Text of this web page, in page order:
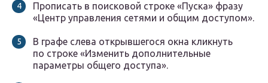
Прописать в поисковой строке «Пуска» фразу
«Центр управления сетями и общим доступом».
В графе слева открывшегося окна кликнуть
по строке «Изменить дополнительные
параметры общего доступа».